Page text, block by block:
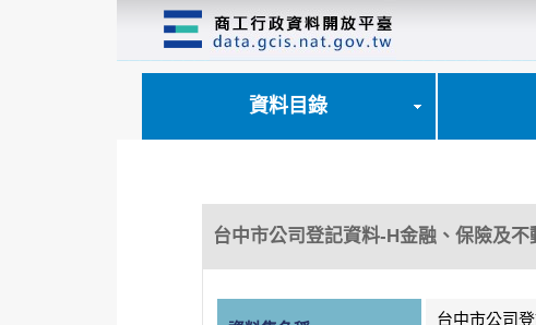
資料目錄
台中市公司登記資料-H金融、保險及不
台中市公司